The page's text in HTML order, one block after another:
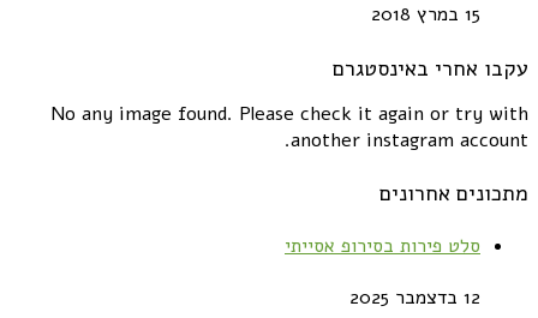
15 במרץ 2018
עקבו אחרי באינסטגרם
No any image found. Please check it again or try with
another instagram account.
מתכונים אחרונים
סלט פירות בסירופ אסייתי
12 בדצמבר 2025